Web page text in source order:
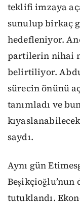
teklifi imzaya
sunulup birkaç
hedefleniyor.
partilerin nihai
belirtiliyor.
sürecin önünü
tanımladı ve
saydı.
Aynı gün
Beşikçioğlu’nun
tutuklandı.